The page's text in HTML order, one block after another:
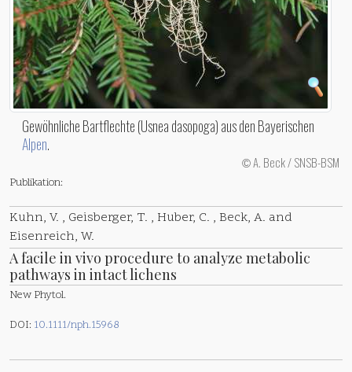
Gewöhnliche Bartflechte (Usnea dasopoga) aus den Bayerischen
Alpen.
©A. Beck / SNSB-BSM
Publikation:
Kuhn, V. , Geisberger, T. , Huber, C. , Beck, A. and
Eisenreich, W.
A facile in vivo procedure to analyze metabolic
pathways in intact lichens
New Phytol.
DOI: 10.1111/nph.15968